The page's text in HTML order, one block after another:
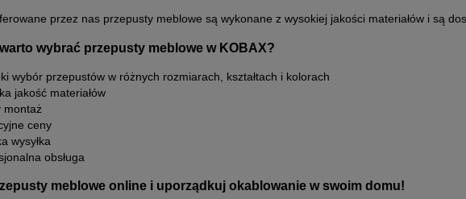
przez nas przepusty meblowe są wykonane z wysokiej jakości materiałów i są
wybrać przepusty meblowe w KOBAX?
wybór przepustów w różnych rozmiarach, kształtach i kolorach
jakość materiałów
montaż
ceny
wysyłka
obsługa
meblowe online i uporządkuj okablowanie w swoim domu!